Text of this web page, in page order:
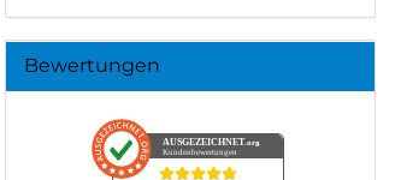
Bewertungen
AUSGEZEICHNET.org
Kundenbewertungen